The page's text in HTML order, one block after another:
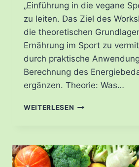
„Einführung in die vegane
zu leiten. Das Ziel des
die theoretischen
Ernährung im Sport zu
durch praktische
Berechnung des
ergänzen. Theorie: Was…
WEITERLESEN WORKSHOP
VEGANE